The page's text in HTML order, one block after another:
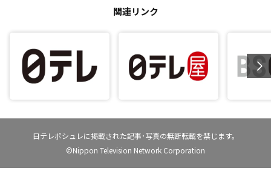
関連リンク
日テレポシュレに掲載された記事･写真の無断転載を禁じます。
©Nippon Television Network Corporation